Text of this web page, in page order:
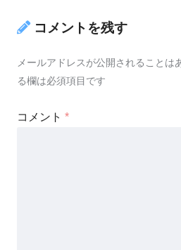
コメントを残す
メールアドレスが公開されることは
る欄は必須項目です
コメント *